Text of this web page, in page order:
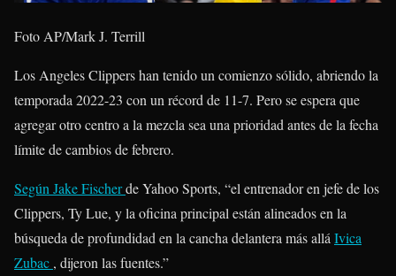
Foto AP/Mark J. Terrill
Los Angeles Clippers han tenido un comienzo sólido, abriendo la
temporada 2022-23 con un récord de 11-7. Pero se espera que
agregar otro centro a la mezcla sea una prioridad antes de la fecha
límite de cambios de febrero.
SegúnJake Fischerde Yahoo Sports, “el entrenador en jefe de los
Clippers, Ty Lue, y la oficina principal están alineados en la
búsqueda de profundidad en la cancha delantera más alláIvica
Zubac , dijeron las fuentes.”